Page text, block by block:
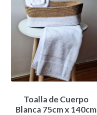
Toalla de Cuerpo
Blanca 75cm x 140cm